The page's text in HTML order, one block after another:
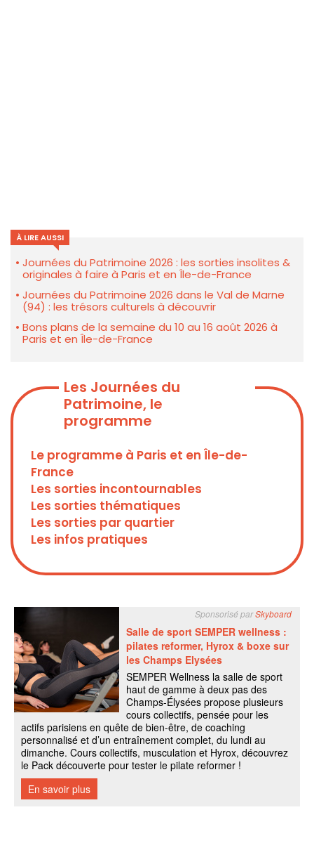
À LIRE AUSSI
Journées du Patrimoine 2026 : les sorties insolites &
originales à faire à Paris et en Île-de-France
Journées du Patrimoine 2026 dans le Val de Marne
(94) : les trésors culturels à découvrir
Bons plans de la semaine du 10 au 16 août 2026 à
Paris et en Île-de-France
Les Journées du
Patrimoine, le
programme
Le programme à Paris et en Île-de-
France
Les sorties incontournables
Les sorties thématiques
Les sorties par quartier
Les infos pratiques